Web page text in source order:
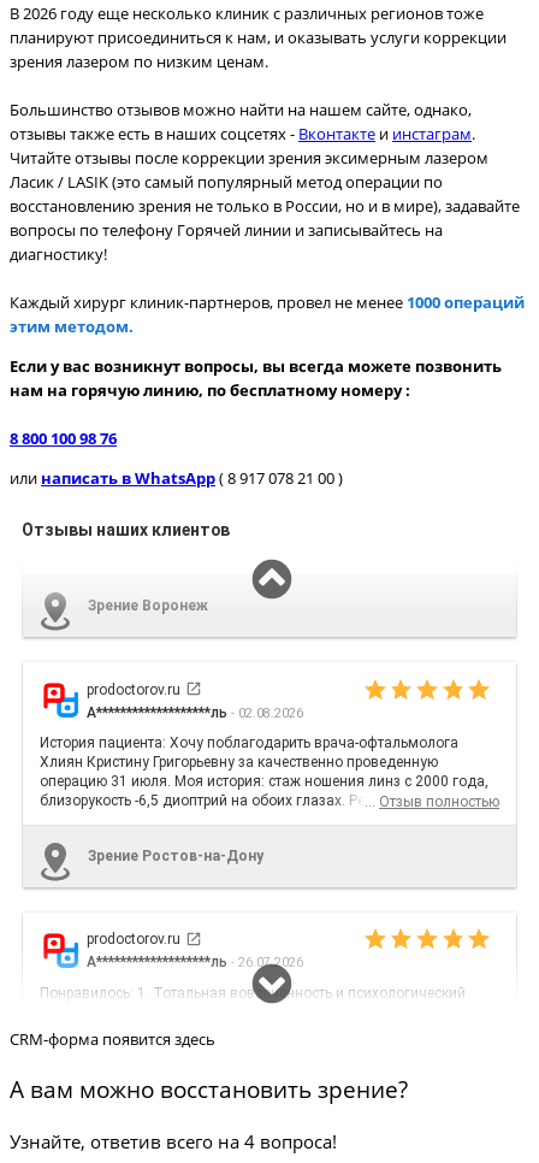
В 2026 году еще несколько клиник с различных регионов тоже
планируют присоединиться к нам, и оказывать услуги коррекции
зрения лазером по низким ценам.
Большинство отзывов можно найти на нашем сайте, однако,
отзывы также есть в наших соцсетях - Вконтакте и инстаграм.
Читайте отзывы после коррекции зрения эксимерным лазером
Ласик / LASIK (это самый популярный метод операции по
восстановлению зрения не только в России, но и в мире), задавайте
вопросы по телефону Горячей линии и записывайтесь на
диагностику!
Каждый хирург клиник-партнеров, провел не менее 1000 операций
этим методом.
Если у вас возникнут вопросы, вы всегда можете позвонить
нам на горячую линию, по бесплатному номеру :
8 800 100 98 76
или написать в WhatsApp( 8 917 078 21 00 )
CRM-форма появится здесь
А вам можно восстановить зрение?
Узнайте, ответив всего на 4 вопроса!